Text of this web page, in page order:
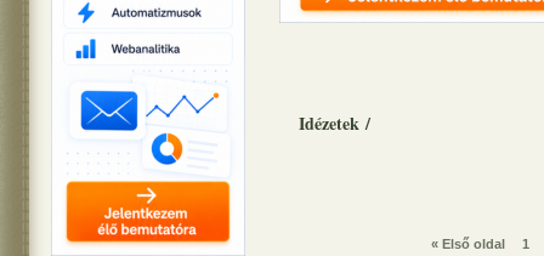
Idézetek /
« Első oldal 1